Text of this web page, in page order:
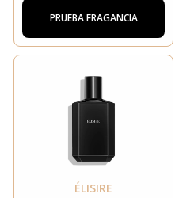
PRUEBA FRAGANCIA
ÉLISIRE